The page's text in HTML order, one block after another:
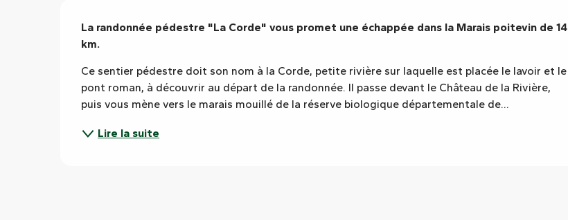
Description
La randonnée pédestre "La Corde" vous promet une échappée dans la Marais poitevin de 14
km.
Ce sentier pédestre doit son nom à la Corde, petite rivière sur laquelle est placée le lavoir et le
pont roman, à découvrir au départ de la randonnée. Il passe devant le Château de la Rivière,
puis vous mène vers le marais mouillé de la réserve biologique départementale de...
Lire la suite